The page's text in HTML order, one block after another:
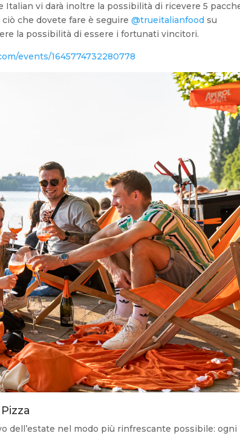
Italian vi darà inoltre la possibilità di ricevere 5
che dovete fare è seguire@trueitalianfood su
la possibilità di essere i fortunati vincitori.
events/1645774732280778
dell’estate nel modo più rinfrescante possibile: ogni